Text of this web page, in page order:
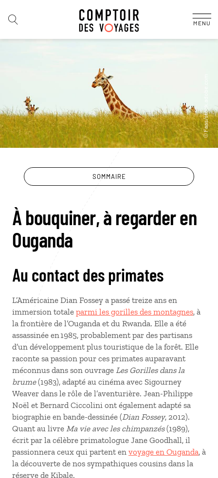
MENU
SOMMAIRE
À bouquiner, à regarder en
Ouganda
Au contact des primates
L’Américaine Dian Fossey a passé treize ans en
immersion totale parmi les gorilles des montagnes, à
la frontière de l’Ouganda et du Rwanda. Elle a été
assassinée en 1985, probablement par des partisans
d’un développement plus touristique de la forêt. Elle
raconte sa passion pour ces primates auparavant
méconnus dans son ouvrage Les Gorilles dans la
brume(1983), adapté au cinéma avec Sigourney
Weaver dans le rôle de l’aventurière. Jean-Philippe
Noël et Bernard Ciccolini ont également adapté sa
biographie en bande-dessinée (Dian Fossey, 2012).
Quant au livre Ma vie avec les chimpanzés(1989),
écrit par la célèbre primatologue Jane Goodhall, il
passionnera ceux qui partent en voyage en Ouganda, à
la découverte de nos sympathiques cousins dans la
réserve de Kibale.